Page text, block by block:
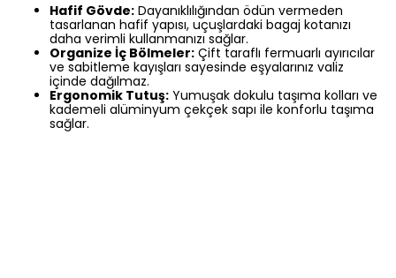
Hafif Gövde: Dayanıklılığından ödün vermeden
tasarlanan hafif yapısı, uçuşlardaki bagaj kotanızı
daha verimli kullanmanızı sağlar.
Organize İç Bölmeler: Çift taraflı fermuarlı ayırıcılar
ve sabitleme kayışları sayesinde eşyalarınız valiz
içinde dağılmaz.
Ergonomik Tutuş: Yumuşak dokulu taşıma kolları ve
kademeli alüminyum çekçek sapı ile konforlu taşıma
sağlar.